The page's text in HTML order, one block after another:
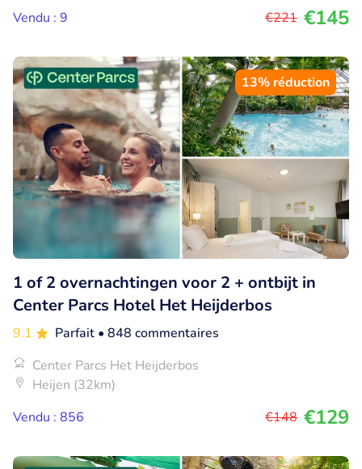
Vendu : 9
€221 €145
13% réduction
1 of 2 overnachtingen voor 2 + ontbijt in
Center Parcs Hotel Het Heijderbos
9.1 Parfait • 848 commentaires
Center Parcs Het Heijderbos
Heijen (32km)
Vendu : 856
€148 €129